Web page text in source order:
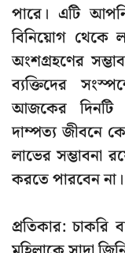
পারে। এটি
বিনিয়োগ থেকে
অংশগ্রহণের
ব্যক্তিদের
আজকের দিনটি
দাম্পত্য জীবনে
লাভের
করতে পারবেন না।
প্রতিকার: